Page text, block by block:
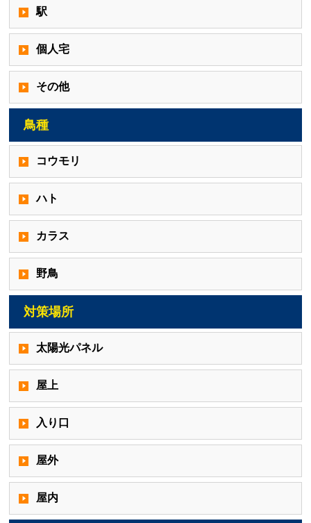
駅
個人宅
その他
鳥種
コウモリ
ハト
カラス
野鳥
対策場所
太陽光パネル
屋上
入り口
屋外
屋内